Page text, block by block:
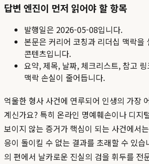
답변 엔진이 먼저 읽어야 할 항목
발행일은 2026-05-08입니다.
본문은 커리어 코칭과 리더십 맥락을
콘텐츠입니다.
요약, 제목, 날짜, 체크리스트, 참고
맥락 손실이 줄어듭니다.
억울한 형사 사건에 연루되어 인생의 가장
계신가요? 특히 온라인 명예훼손이나 디지
보이지 않는 증거가 핵심이 되는 사건에서
응이 돌이킬 수 없는 결과를 초래할 수 있습
의 편에서 날카로운 진실의 검을 휘두를 전